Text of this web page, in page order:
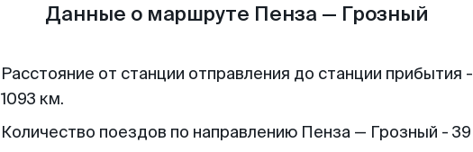
Данные о маршруте Пенза — Грозный
Расстояние от станции отправления до станции прибытия -
1093 км.
Количество поездов по направлению Пенза — Грозный - 39